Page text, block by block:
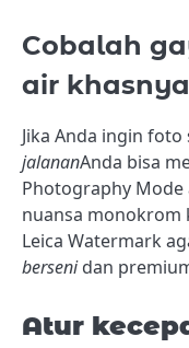
Cobalah
air khasnya
Jika Anda ingin
jalananAnda bisa
Photography Mode
nuansa monokrom
Leica Watermark
bersenidan
Atur